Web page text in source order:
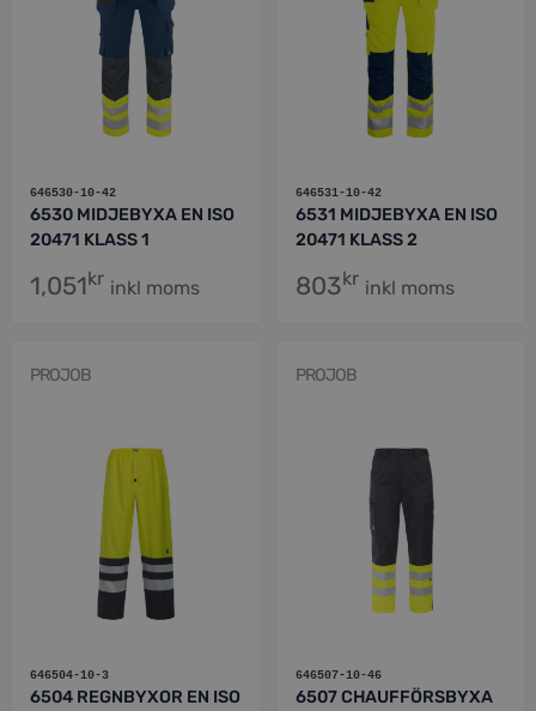
646530-10-42
6530 MIDJEBYXA EN ISO
20471 KLASS 1
1,051kr inkl moms
646531-10-42
6531 MIDJEBYXA EN ISO
20471 KLASS 2
803kr inkl moms
PROJOB
646504-10-3
6504 REGNBYXOR EN ISO
PROJOB
646507-10-46
6507 CHAUFFÖRSBYXA